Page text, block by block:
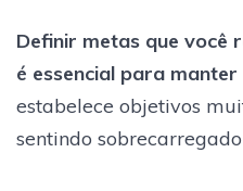
Definir metas que você
é essencial para
estabelece objetivos
sentindo